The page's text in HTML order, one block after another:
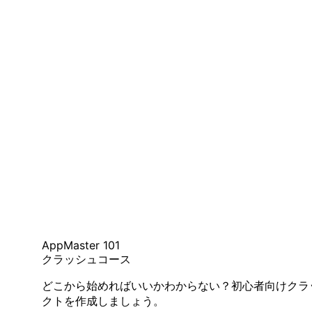
AppMaster 101
クラッシュコース
どこから始めればいいかわからない？初心者向けク
クトを作成しましょう。